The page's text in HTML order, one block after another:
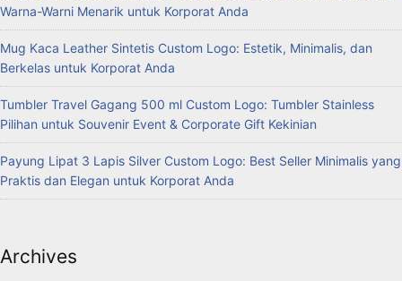
Warna-Warni Menarik untuk Korporat Anda
Mug Kaca Leather Sintetis Custom Logo: Estetik, Minimalis, dan
Berkelas untuk Korporat Anda
Tumbler Travel Gagang 500 ml Custom Logo: Tumbler Stainless
Pilihan untuk Souvenir Event & Corporate Gift Kekinian
Payung Lipat 3 Lapis Silver Custom Logo: Best Seller Minimalis yang
Praktis dan Elegan untuk Korporat Anda
Archives